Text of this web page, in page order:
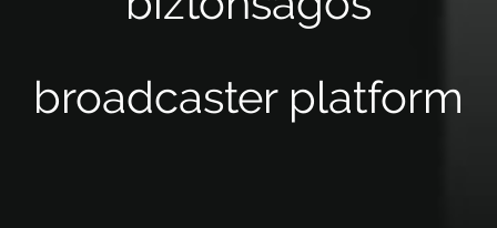
broadcaster platform